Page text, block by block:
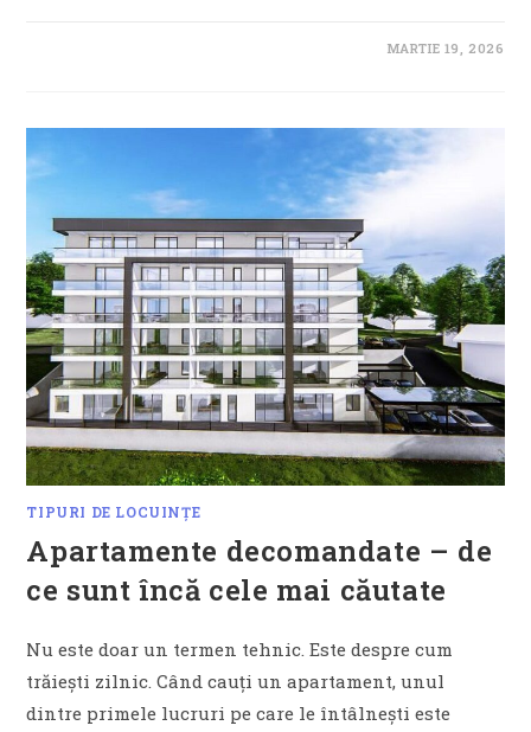
MARTIE 19, 2026
TIPURI DE LOCUINȚE
Apartamente decomandate – de
ce sunt încă cele mai căutate
Nu este doar un termen tehnic. Este despre cum
trăiești zilnic. Când cauți un apartament, unul
dintre primele lucruri pe care le întâlnești este